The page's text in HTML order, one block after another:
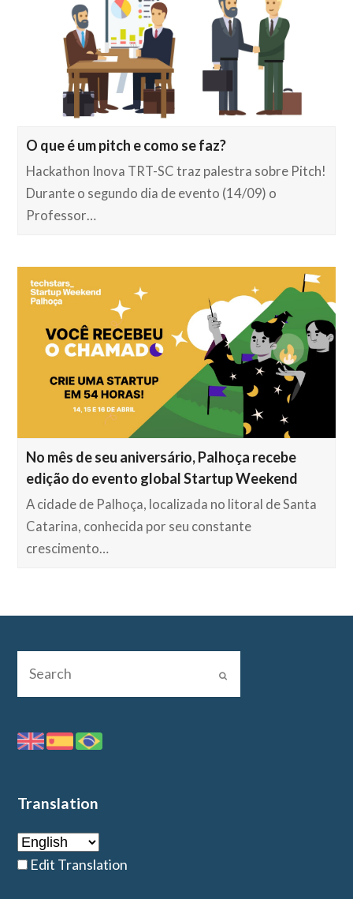
O que é um pitch e como se faz?
Hackathon Inova TRT-SC traz palestra sobre Pitch!
Durante o segundo dia de evento (14/09) o
Professor…
No mês de seu aniversário, Palhoça recebe
edição do evento global Startup Weekend
A cidade de Palhoça, localizada no litoral de Santa
Catarina, conhecida por seu constante
crescimento…
Translation
Edit Translation